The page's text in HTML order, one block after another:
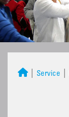
Service